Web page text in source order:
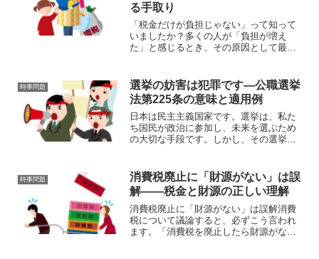
る手取り
「税金だけが負担じゃない」って知って
いましたか？多くの人が「負担が増え
た」と感じるとき、その原因として最も
じわと圧迫しているのは、もうひとつ
の“見えない増税”――社会保険...
時事問題
選挙の妨害は犯罪です—公職選挙
法第225条の意味と適用例
日本は民主主義国家です。選挙は、私た
ち国民が政治に参加し、未来を選ぶため
の大切な手段です。しかし、その選挙が
に訴えられなかったり、有権者が安心し
て投票できなかったりする...
時事問題
消費税廃止に「財源がない」は誤
解――税金と財源の正しい理解
消費税廃止に「財源がない」は誤解消費
税について議論すると、必ずこう言われ
ます。「消費税を廃止したら財源がな